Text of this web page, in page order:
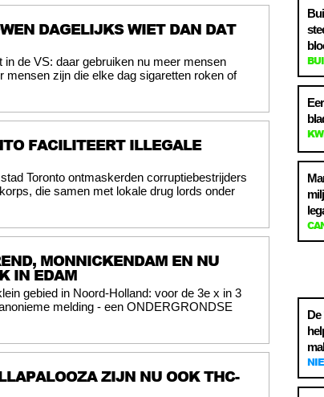
DAGELIJKS WIET DAN DAT
in de VS: daar gebruiken nu meer mensen
mensen zijn die elke dag sigaretten roken of
FACILITEERT ILLEGALE
Toronto ontmaskerden corruptiebestrijders
die samen met lokale drug lords onder
MONNICKENDAM EN NU
IN EDAM
gebied in Noord-Holland: voor de 3e x in 3
melding - een ONDERGRONDSE
ZIJN NU OOK THC-
De